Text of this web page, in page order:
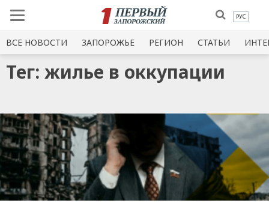
РУС
ВСЕ НОВОСТИ ЗАПОРОЖЬЕ РЕГИОН СТАТЬИ
Тег: жилье в оккупации